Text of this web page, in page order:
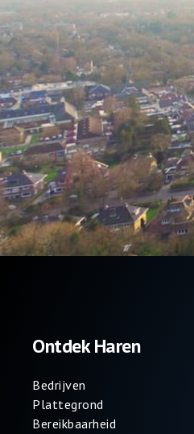
Ontdek Haren
Bedrijven
Plattegrond
Bereikbaarheid